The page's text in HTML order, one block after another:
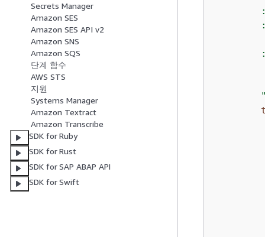
Secrets Manager
Amazon SES
Amazon SES API v2
Amazon SNS
Amazon SQS
단계 함수
AWS STS
지원
Systems Manager
Amazon Textract
Amazon Transcribe
SDK for Ruby
SDK for Rust
SDK for SAP ABAP API
SDK for Swift